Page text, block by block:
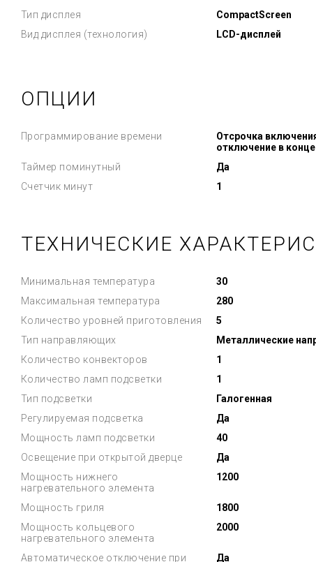
Тип дисплея
CompactScreen
Вид дисплея (технология)
LCD-дисплей
ОПЦИИ
Программирование времени
Отсрочка
отключение в
Таймер поминутный
Да
Счетчик минут
1
ТЕХНИЧЕСКИЕ
Минимальная температура
30
Максимальная температура
280
Количество уровней приготовления
5
Тип направляющих
Металлические
Количество конвекторов
1
Количество ламп подсветки
1
Тип подсветки
Галогенная
Регулируемая подсветка
Да
Мощность ламп подсветки
40
Освещение при открытой дверце
Да
Мощность нижнего
нагревательного элемента
1200
Мощность гриля
1800
Мощность кольцевого
нагревательного элемента
2000
Автоматическое отключение при Да